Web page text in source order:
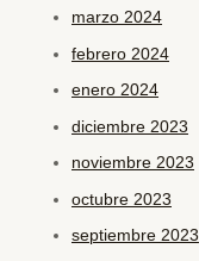
marzo 2024
febrero 2024
enero 2024
diciembre 2023
noviembre 2023
octubre 2023
septiembre 2023